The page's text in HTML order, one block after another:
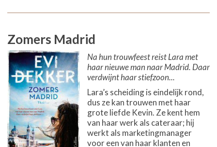
Zomers Madrid
Na hun trouwfeest reist Lara met
haar nieuwe man naar Madrid. Daar
verdwijnt haar stiefzoon...
Lara’s scheiding is eindelijk rond,
dus ze kan trouwen met haar
grote liefde Kevin. Ze kent hem
van haar werk als cateraar; hij
werkt als marketingmanager
voor een van haar klanten en